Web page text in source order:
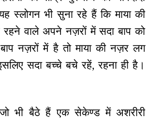
स्लोगन भी सुना रहे हैं कि माया की
वाले अपने नज़रों में सदा बाप को
नज़रों में है तो माया की नज़र लग
सदा बच्चे बचे रहें, रहना ही है।
भी बैठे हैं एक सेकेण्ड में अशरीरी